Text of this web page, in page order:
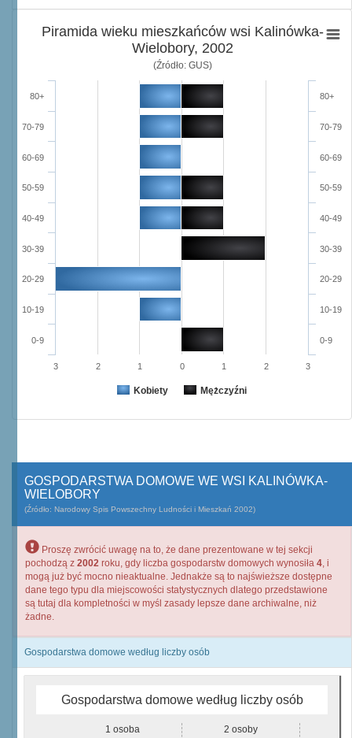
Piramida wieku mieszkańców wsi Kalinówka-
Wielobory, 2002
(Źródło: GUS)
Kobiety Mężczyźni
0-9
10-19
20-29
30-39
40-49
50-59
60-69
70-79
80+
0-9
10-19
20-29
30-39
40-49
50-59
60-69
70-79
80+
3 2 1 0 1 2 3
GOSPODARSTWA DOMOWE WE WSI KALINÓWKA-
WIELOBORY
(Źródło: Narodowy Spis Powszechny Ludności i Mieszkań 2002)
Proszę zwrócić uwagę na to, że dane prezentowane w tej sekcji
pochodzą z 2002 roku, gdy liczba gospodarstw domowych wynosiła 4, i
mogą już być mocno nieaktualne. Jednakże są to najświeższe dostępne
dane tego typu dla miejscowości statystycznych dlatego przedstawione
są tutaj dla kompletności w myśl zasady lepsze dane archiwalne, niż
żadne.
Gospodarstwa domowe według liczby osób
Gospodarstwa domowe według liczby osób
1 osoba 2 osoby